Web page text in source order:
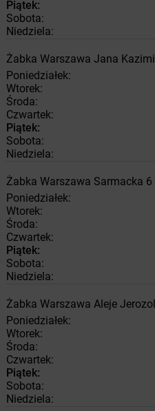
Piątek:
Sobota:
Niedziela:
Żabka Warszawa Jana
Poniedziałek:
Wtorek:
Środa:
Czwartek:
Piątek:
Sobota:
Niedziela:
Żabka Warszawa Sarmacka 6
Poniedziałek:
Wtorek:
Środa:
Czwartek:
Piątek:
Sobota:
Niedziela:
Żabka Warszawa Aleje
Poniedziałek:
Wtorek:
Środa:
Czwartek:
Piątek:
Sobota:
Niedziela: